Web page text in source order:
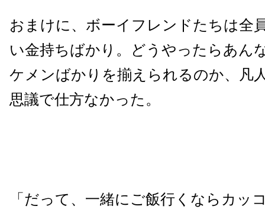
おまけに、ボーイフレンドたちは全
い金持ちばかり。どうやったらあん
ケメンばかりを揃えられるのか、凡
思議で仕方なかった。
「だって、一緒にご飯行くならカッ